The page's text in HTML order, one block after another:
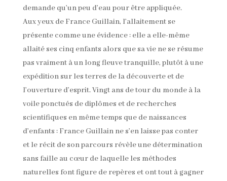
demande qu’un peu d’eau pour être appliquée.
Aux yeux de France Guillain, l’allaitement se
présente comme une évidence : elle a elle-même
allaité ses cinq enfants alors que sa vie ne se résume
pas vraiment à un long fleuve tranquille, plutôt à une
expédition sur les terres de la découverte et de
l’ouverture d’esprit. Vingt ans de tour du monde à la
voile ponctués de diplômes et de recherches
scientifiques en même temps que de naissances
d’enfants : France Guillain ne s’en laisse pas conter
et le récit de son parcours révèle une détermination
sans faille au cœur de laquelle les méthodes
naturelles font figure de repères et ont tout à gagner